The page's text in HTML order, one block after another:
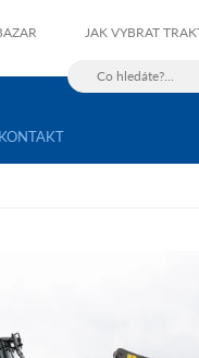
JAK VYBRAT
KONTAKT